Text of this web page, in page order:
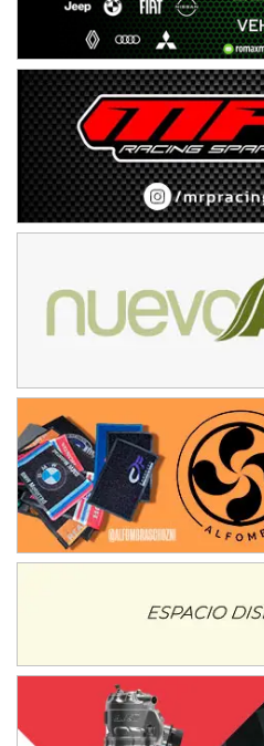
KDO - F6
Ciudad de Trenque Lauquen (Asfalto)
Trenque Lauquen (Buenos Aires)
ENTRERRIANO - F6 (POSTERGADA)
Parque de la Velocidad (Asfalto)
Villaguay (Entre Ríos)
VICTORIENSE - F7
El Cerro (Tierra)
Moto Club Reginense (Tierra)
Gral. E. Godoy (Río Negro)
Juventud Unida (Tierra)
NORESTE SANTAFESINO - F6
Ciudad de Avellaneda (Asfalto)
Avellaneda (Santa Fe)
SUR SANTAFESINO - F4
José Samuel Sánchez (Tierra)